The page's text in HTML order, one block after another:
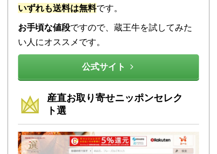
いずれも送料は無料です。
お手頃な値段ですので、蔵王牛を試してみた
い人にオススメです。
公式サイト
産直お取り寄せニッポンセレク
ト選